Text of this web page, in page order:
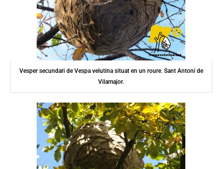
Vesper secundari de Vespa velutina situat en un roure. Sant Antoni de
Vilamajor.